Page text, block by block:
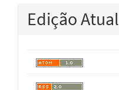
Edição Atual